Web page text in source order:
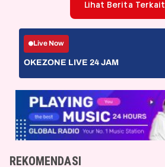
Lihat Berita Terkait
Live Now
OKEZONE LIVE 24 JAM